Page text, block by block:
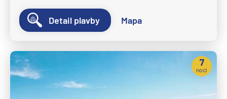
Detail plavby Mapa
7
nocí